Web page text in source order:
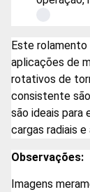
Este
aplicações de
rotativos de
consistente
são ideais para
cargas radiais e
Observações:
Imagens